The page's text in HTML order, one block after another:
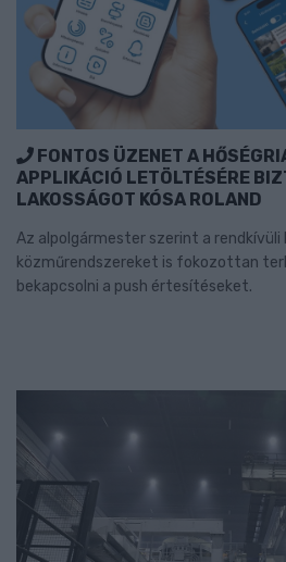
FONTOS ÜZENET A
APPLIKÁCIÓ LETÖLTÉSÉRE
LAKOSSÁGOT KÓSA ROLAND
Az alpolgármester szerint a rendkívüli
közműrendszereket is fokozottan
bekapcsolni a push értesítéseket.